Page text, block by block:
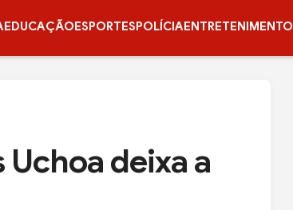
EDUCAÇÃOESPORTESPOLÍCIAENTRETENIMENTO
deixa a